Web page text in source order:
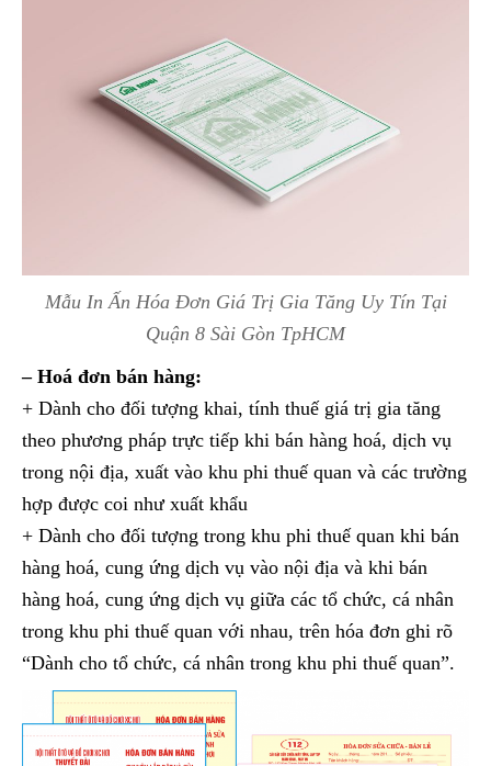
Mẫu In Ấn Hóa Đơn Giá Trị Gia Tăng Uy Tín Tại
Quận 8 Sài Gòn TpHCM
– Hoá đơn bán hàng:
+ Dành cho đối tượng khai, tính thuế giá trị gia tăng
theo phương pháp trực tiếp khi bán hàng hoá, dịch vụ
trong nội địa, xuất vào khu phi thuế quan và các trường
hợp được coi như xuất khẩu
+ Dành cho đối tượng trong khu phi thuế quan khi bán
hàng hoá, cung ứng dịch vụ vào nội địa và khi bán
hàng hoá, cung ứng dịch vụ giữa các tổ chức, cá nhân
trong khu phi thuế quan với nhau, trên hóa đơn ghi rõ
“Dành cho tổ chức, cá nhân trong khu phi thuế quan”.